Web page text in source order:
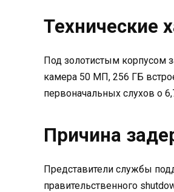
Технические
Под золотистым корпусом
камера 50 МП, 256 ГБ
первоначальных слухов о
Причина
Представители службы
правительственного